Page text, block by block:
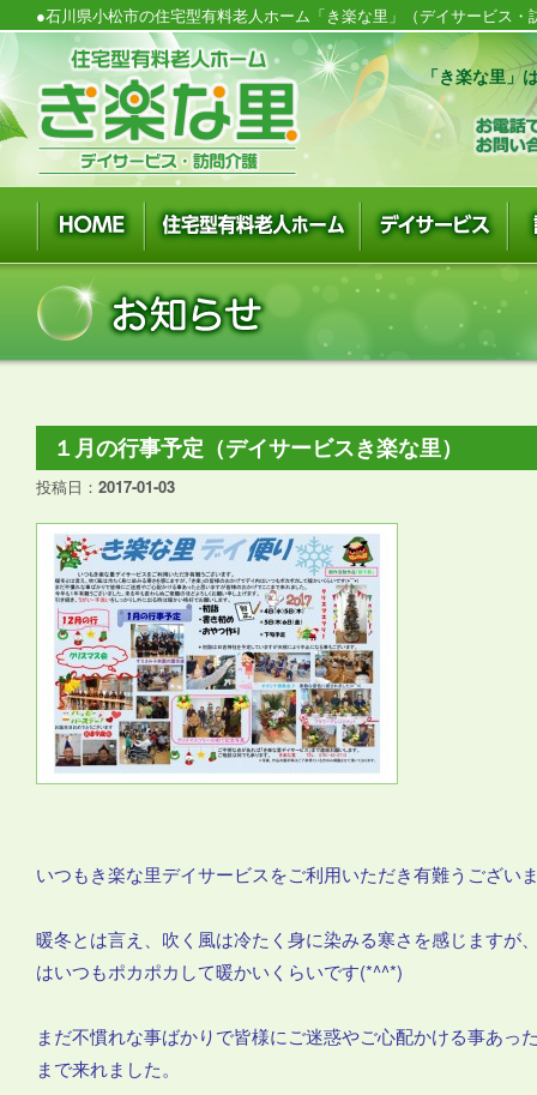
●石川県小松市の住宅型有料老人ホーム「き楽な里」（デイサービス
「き楽な里」
１月の行事予定（デイサービスき楽な里）
投稿日： 2017-01-03
いつもき楽な里デイサービスをご利用いただき有難うご
暖冬とは言え、吹く風は冷たく身に染みる寒さを感じますが
はいつもポカポカして暖かいくらいです(*^^*)
まだ不慣れな事ばかりで皆様にご迷惑やご心配かける事あっ
まで来れました。